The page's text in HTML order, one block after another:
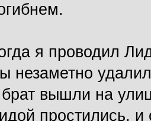
я проводил
незаметно
вышли на
простились, и